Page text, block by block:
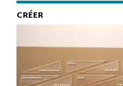
CRÉER